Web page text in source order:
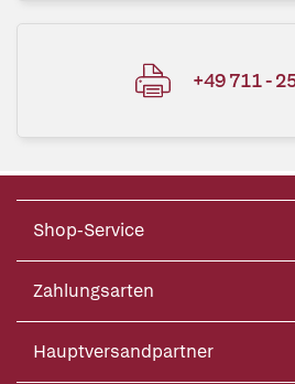
+49 711 -
Shop-Service
Zahlungsarten
Hauptversandpartner